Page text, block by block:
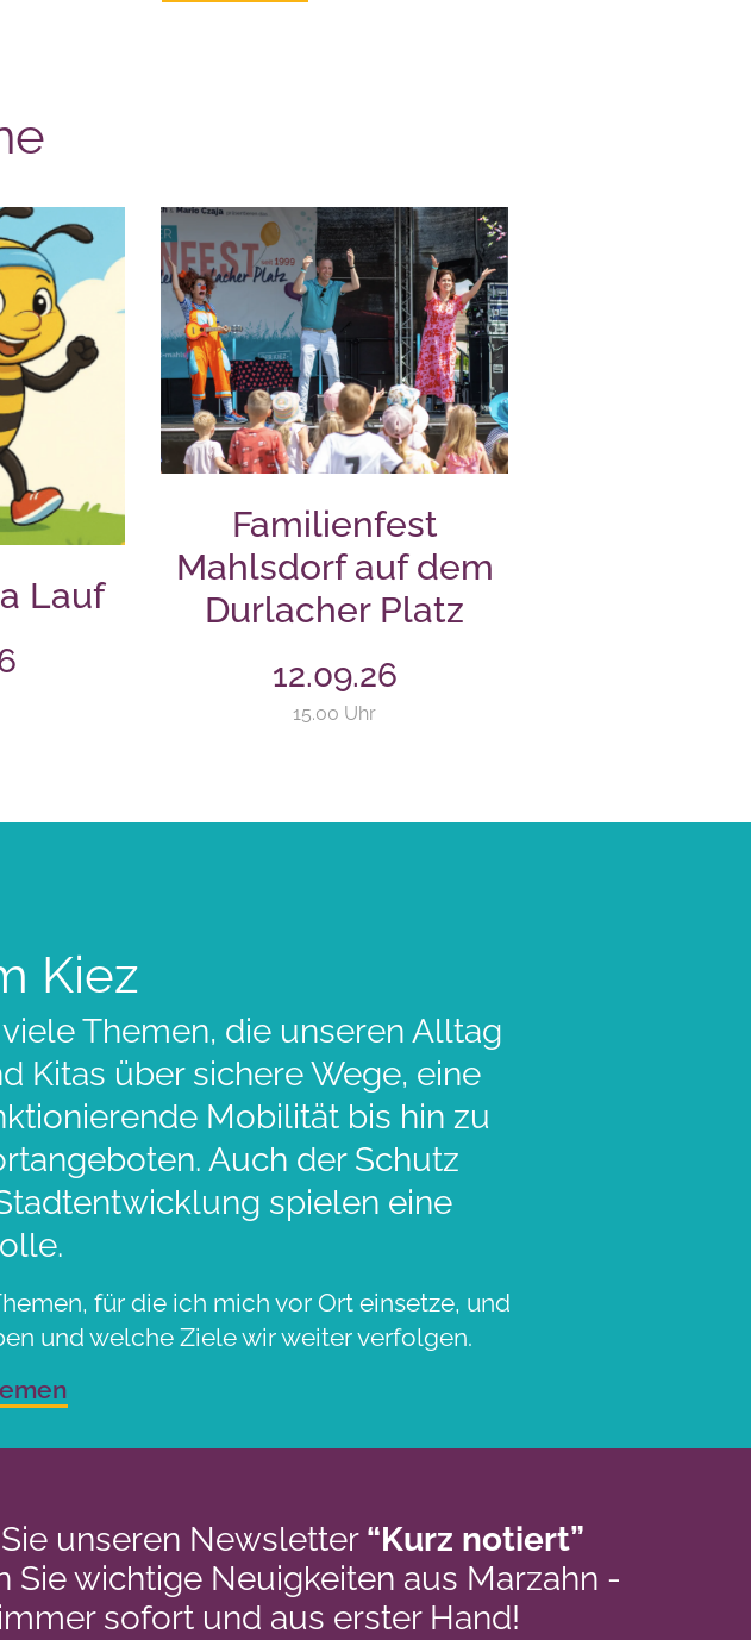
Lauf
Familienfest
Mahlsdorf auf dem
Durlacher Platz
12.09.26
15.00 Uhr
Kiez
Themen, die unseren Alltag
Kitas über sichere Wege, eine
Mobilität bis hin zu
Auch der Schutz
spielen eine
für die ich mich vor Ort einsetze, und
und welche Ziele wir weiter verfolgen.
unseren Newsletter “Kurz notiert”
Sie wichtige Neuigkeiten aus Marzahn -
sofort und aus erster Hand!